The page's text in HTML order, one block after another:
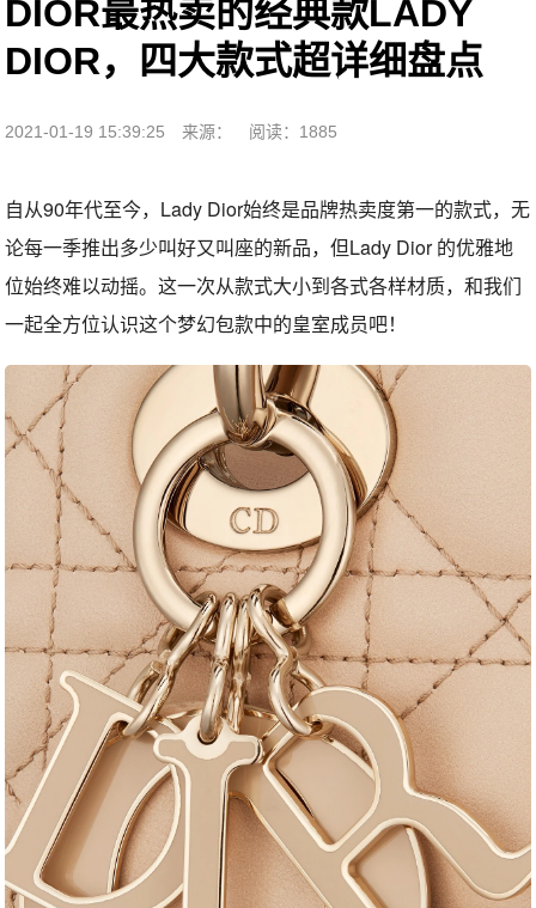
DIOR最热卖的经典款LADY
DIOR，四大款式超详细盘点
2021-01-19 15:39:25 来源： 阅读：1885
自从90年代至今，Lady Dior始终是品牌热卖度第一的款式，无
论每一季推出多少叫好又叫座的新品，但Lady Dior 的优雅地
位始终难以动摇。这一次从款式大小到各式各样材质，和我们
一起全方位认识这个梦幻包款中的皇室成员吧！